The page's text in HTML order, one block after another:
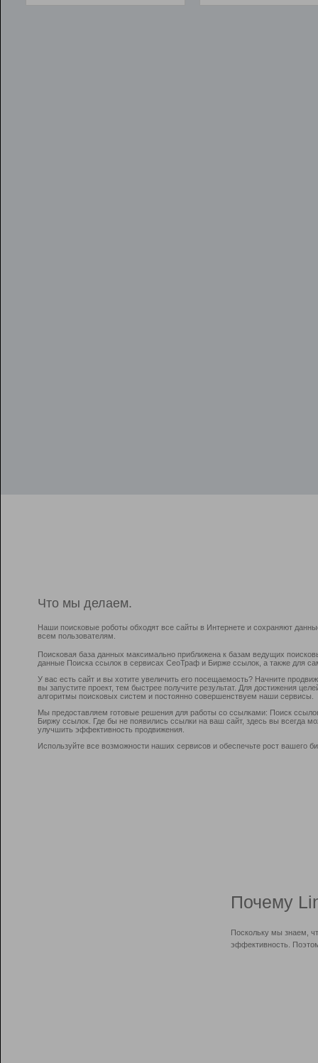
Что мы делаем.
Наши поисковые роботы обходят все сайты в Интернете и сохраняют
всем пользователям.
Поисковая база данных максимально приближена к базам ведущих
данные Поиска ссылок в сервисах СеоТраф и Бирже ссылок, а также для
У вас есть сайт и вы хотите увеличить его посещаемость? Начните
вы запустите проект, тем быстрее получите результат. Для достижения
алгоритмы поисковых систем и постоянно совершенствуем наши сервисы.
Мы предоставляем готовые решения для работы со ссылками: Поиск
Биржу ссылок. Где бы не появились ссылки на ваш сайт, здесь вы всегда
улучшить эффективность продвижения.
Используйте все возможности наших сервисов и обеспечьте рост вашего
Почему
Поскольку мы знаем,
эффективность.